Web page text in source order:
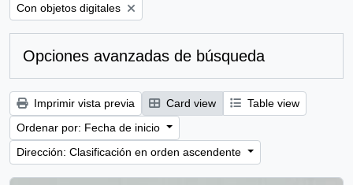
Remove filter:
Con objetos digitales
Opciones avanzadas de búsqueda
Imprimir vista previa Card view
Table view
Ordenar por: Fecha de inicio
Dirección: Clasificación en orden ascendente